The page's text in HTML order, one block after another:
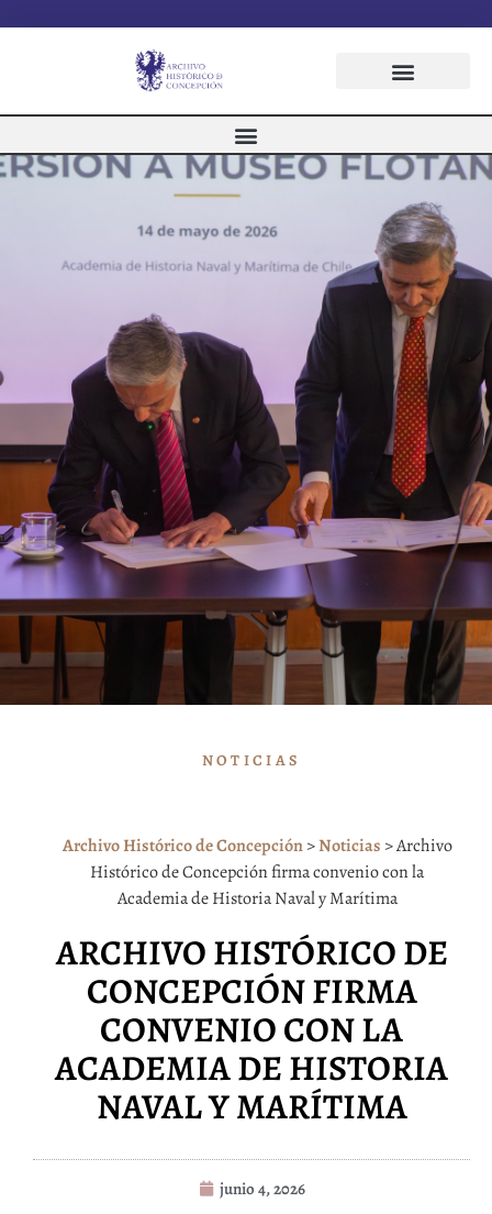
NOTICIAS
Archivo Histórico de Concepción>Noticias >Archivo
Histórico de Concepción firma convenio con la
Academia de Historia Naval y Marítima
ARCHIVO HISTÓRICO DE
CONCEPCIÓN FIRMA
CONVENIO CON LA
ACADEMIA DE HISTORIA
NAVAL Y MARÍTIMA
junio 4, 2026